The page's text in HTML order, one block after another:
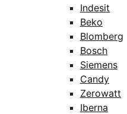
Indesit
Beko
Blomberg
Bosch
Siemens
Candy
Zerowatt
Iberna